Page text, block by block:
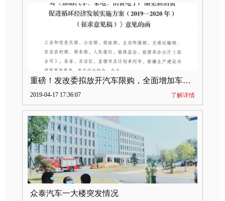
重磅！发改委拟放开汽车限购，全面增加车牌指标
2019-04-17 17:36:07 了解详情
众泰汽车一大楼突发情况